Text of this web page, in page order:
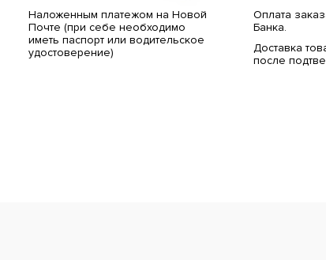
Наложенным платежом на Новой
Почте (при себе необходимо
иметь паспорт или водительское
удостоверение)
Оплата
Банка.
Доставка
после